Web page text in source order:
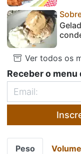
Ver todos os
Receber o menu
Peso Volume